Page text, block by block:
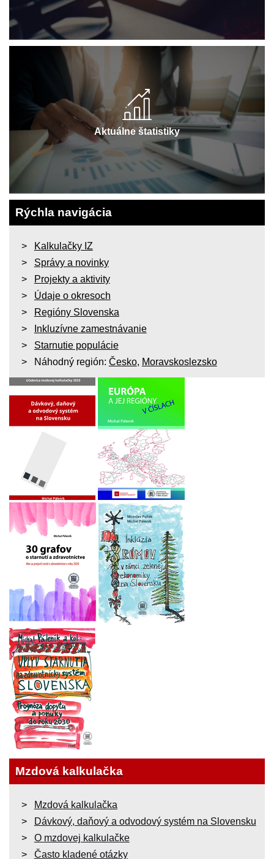
Aktuálne štatistiky
Rýchla navigácia
Kalkulačky IZ
Správy a novinky
Projekty a aktivity
Údaje o okresoch
Regióny Slovenska
Inkluzívne zamestnávanie
Starnutie populácie
Náhodný región: Česko, Moravskoslezsko
Mzdová kalkulačka
Mzdová kalkulačka
Dávkový, daňový a odvodový systém na Slovensku
O mzdovej kalkulačke
Často kladené otázky